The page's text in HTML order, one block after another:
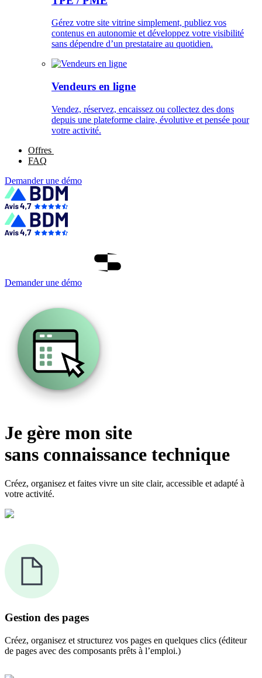
Gérez votre site vitrine simplement, publiez vos
contenus en autonomie et développez votre visibilité
sans dépendre d’un prestataire au quotidien.
Vendeurs en ligne
Vendez, réservez, encaissez ou collectez des dons
depuis une plateforme claire, évolutive et pensée pour
votre activité.
Offres
FAQ
Demander une démo
Demander une démo
Je gère mon site
sans connaissance technique
Créez, organisez et faites vivre un site clair, accessible et adapté à
votre activité.
Gestion des pages
Créez, organisez et structurez vos pages en quelques clics (éditeur
de pages avec des composants prêts à l’emploi.)